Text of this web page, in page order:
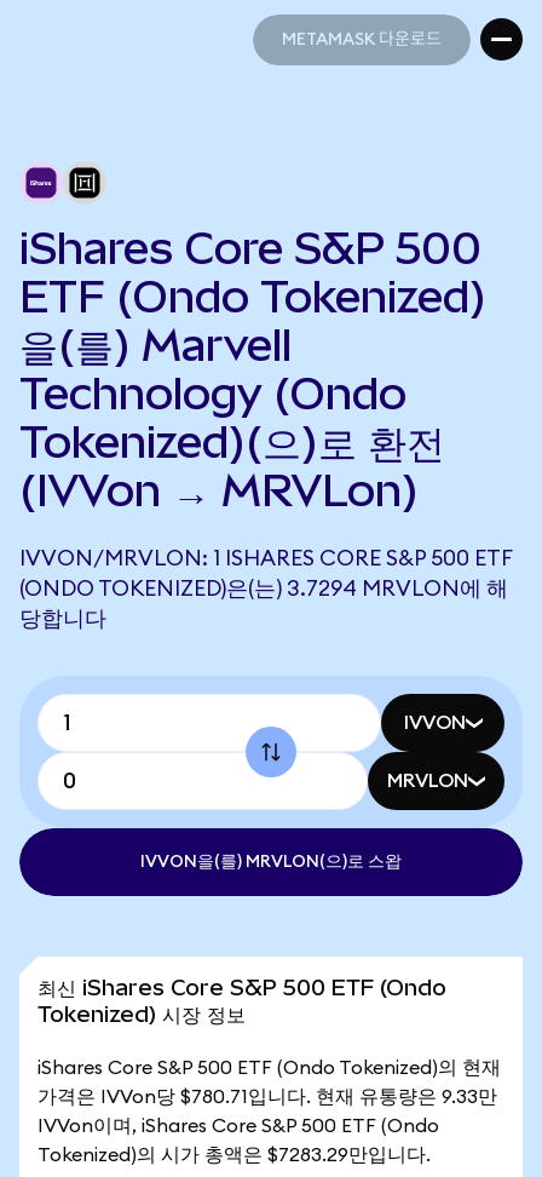
METAMASK 다운로드
iShares Core S&P 500
ETF (Ondo Tokenized)
을(를) Marvell
Technology (Ondo
Tokenized)(으)로 환전
(IVVon → MRVLon)
IVVON/MRVLON: 1 ISHARES CORE S&P 500 ETF
(ONDO TOKENIZED)은(는) 3.7294 MRVLON에 해
당합니다
IVVON
MRVLON
IVVON을(를) MRVLON(으)로 스왑
최신 iShares Core S&P 500 ETF (Ondo
Tokenized) 시장 정보
iShares Core S&P 500 ETF (Ondo Tokenized)의 현재
가격은 IVVon당 $780.71입니다. 현재 유통량은 9.33만
IVVon이며, iShares Core S&P 500 ETF (Ondo
Tokenized)의 시가 총액은 $7283.29만입니다.